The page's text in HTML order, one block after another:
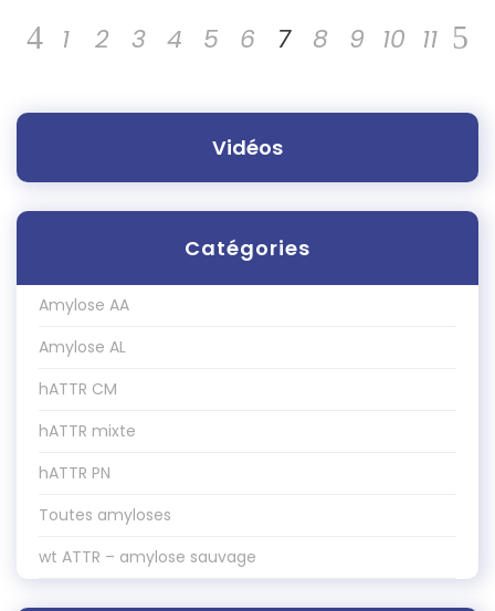
1 2 3 4 5 6 7 8 9 10 11
Vidéos
Catégories
Amylose AA
Amylose AL
hATTR CM
hATTR mixte
hATTR PN
Toutes amyloses
wt ATTR – amylose sauvage